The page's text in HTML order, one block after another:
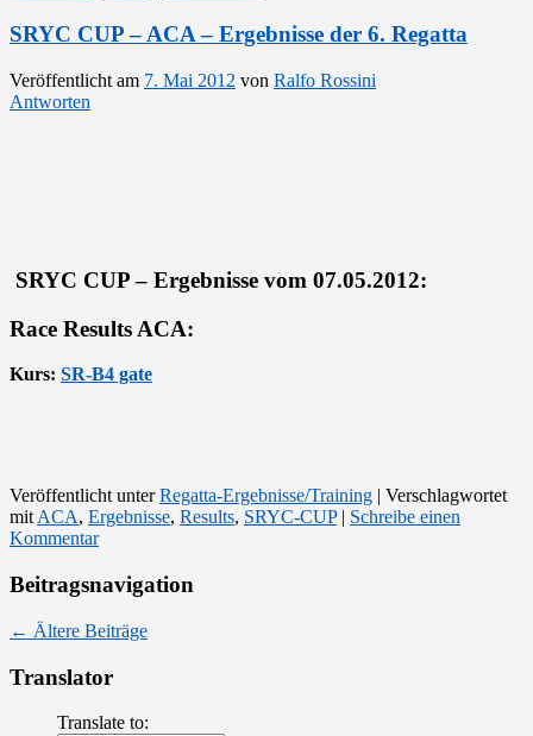
SRYC CUP – ACA – Ergebnisse der 6. Regatta
Veröffentlicht am 7. Mai 2012 von Ralfo Rossini
Antworten
SRYC CUP – Ergebnisse vom 07.05.2012:
Race Results ACA:
Kurs: SR-B4 gate
Veröffentlicht unter Regatta-Ergebnisse/Training | Verschlagwortet
mitACA, Ergebnisse, Results, SRYC-CUP | Schreibe einen
Kommentar
Beitragsnavigation
← Ältere Beiträge
Translator
Translate to: